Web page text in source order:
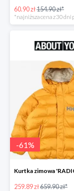
60.90 zł154.90 zł*
-61%
259.89 zł659.90 zł*